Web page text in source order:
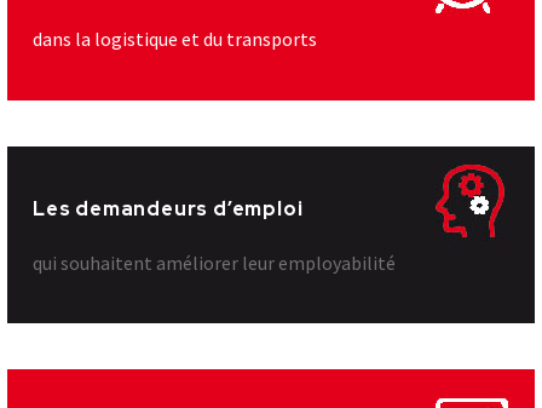
dans la logistique et du transports
Les demandeurs d’emploi
qui souhaitent améliorer leur employabilité